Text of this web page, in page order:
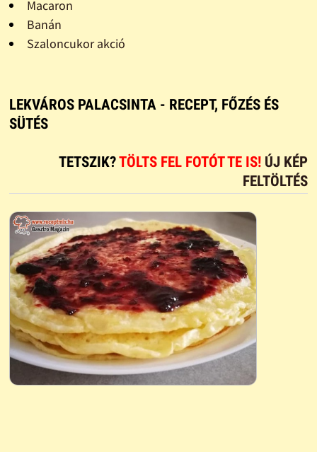
Macaron
Banán
Szaloncukor akció
LEKVÁROS PALACSINTA - RECEPT, FŐZÉS ÉS
SÜTÉS
TETSZIK?TÖLTS FEL FOTÓT TE IS! ÚJ KÉP
FELTÖLTÉS